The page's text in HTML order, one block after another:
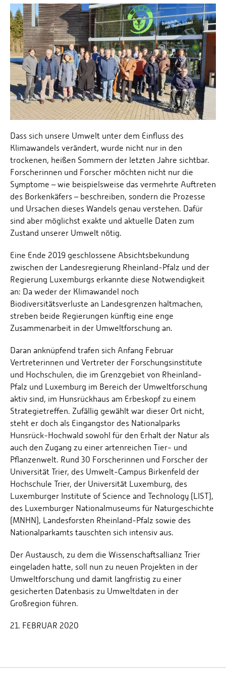
Personalvertretungen
Schwerbehindertenvertretungen
Informationssicherheit
Personalentwicklung
Personensuche
Dass sich unsere Umwelt unter dem Einfluss des
Klimawandels verändert, wurde nicht nur in den
trockenen, heißen Sommern der letzten Jahre sichtbar.
Forscherinnen und Forscher möchten nicht nur die
Symptome – wie beispielsweise das vermehrte Auftreten
des Borkenkäfers – beschreiben, sondern die Prozesse
und Ursachen dieses Wandels genau verstehen. Dafür
sind aber möglichst exakte und aktuelle Daten zum
Zustand unserer Umwelt nötig.
Eine Ende 2019 geschlossene Absichtsbekundung
zwischen der Landesregierung Rheinland-Pfalz und der
Regierung Luxemburgs erkannte diese Notwendigkeit
an: Da weder der Klimawandel noch
Biodiversitätsverluste an Landesgrenzen haltmachen,
streben beide Regierungen künftig eine enge
Zusammenarbeit in der Umweltforschung an.
Daran anknüpfend trafen sich Anfang Februar
Vertreterinnen und Vertreter der Forschungsinstitute
und Hochschulen, die im Grenzgebiet von Rheinland-
Pfalz und Luxemburg im Bereich der Umweltforschung
aktiv sind, im Hunsrückhaus am Erbeskopf zu einem
Strategietreffen. Zufällig gewählt war dieser Ort nicht,
steht er doch als Eingangstor des Nationalparks
Hunsrück-Hochwald sowohl für den Erhalt der Natur als
auch den Zugang zu einer artenreichen Tier- und
Pflanzenwelt. Rund 30 Forscherinnen und Forscher der
Universität Trier, des Umwelt-Campus Birkenfeld der
Hochschule Trier, der Universität Luxemburg, des
Luxemburger Institute of Science and Technology (LIST),
des Luxemburger Nationalmuseums für Naturgeschichte
(MNHN), Landesforsten Rheinland-Pfalz sowie des
Nationalparkamts tauschten sich intensiv aus.
Der Austausch, zu dem die Wissenschaftsallianz Trier
eingeladen hatte, soll nun zu neuen Projekten in der
Umweltforschung und damit langfristig zu einer
gesicherten Datenbasis zu Umweltdaten in der
Großregion führen.
21. FEBRUAR 2020